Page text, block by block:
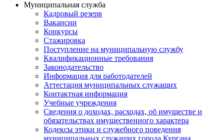
Муниципальная служба
Кадровый резерв
Вакансии
Конкурсы
Стажировка
Поступление на муниципальную службу
Квалификационные требования
Законодательство
Информация для работодателей
Аттестация муниципальных служащих
Контактная информация
Учебные учреждения
Сведения о доходах, расходах, об имуществе и
обязательствах имущественного характера
Кодексы этики и служебного поведения